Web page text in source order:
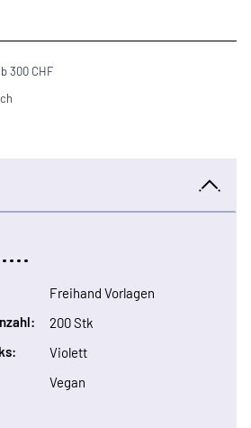
300 CHF
Freihand Vorlagen
200 Stk
Violett
Vegan